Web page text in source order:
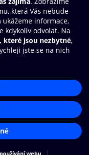
O2 Knihovna
své e-knihy a
a pohodlněji.